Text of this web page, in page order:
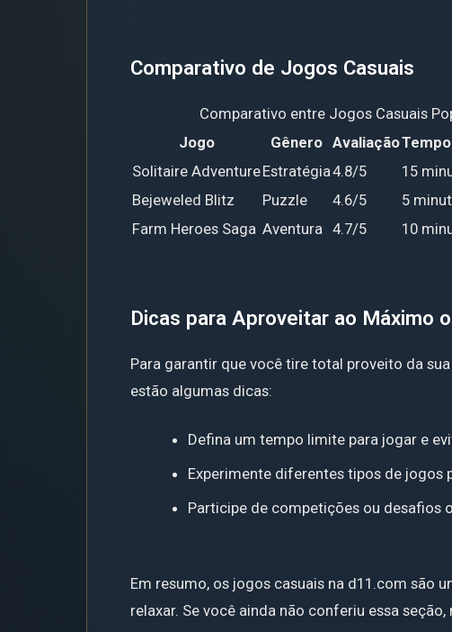
Comparativo de Jogos Casuais
Comparativo entre Jogos Casuais
Jogo
Gênero Avaliação
Solitaire AdventureEstratégia4.8/5
15
Bejeweled Blitz
Puzzle 4.6/5
5
Farm Heroes Saga Aventura 4.7/5 10
Dicas para Aproveitar ao Máximo
Para garantir que você tire total proveito da
estão algumas dicas:
Defina um tempo limite para jogar e
Experimente diferentes tipos de jogos
Participe de competições ou desafios
Em resumo, os jogos casuais na d11.com são
relaxar. Se você ainda não conferiu essa